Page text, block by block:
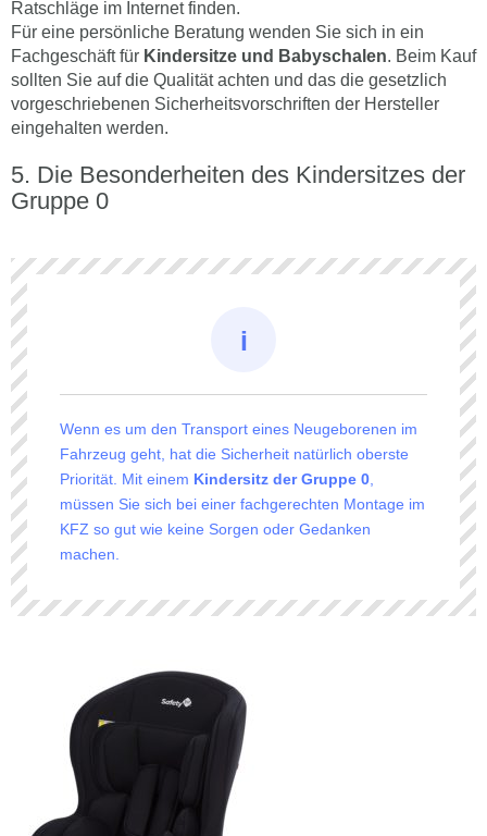
Ratschläge im Internet finden.
Für eine persönliche Beratung wenden Sie sich in ein
Fachgeschäft für Kindersitze und Babyschalen. Beim Kauf
sollten Sie auf die Qualität achten und das die gesetzlich
vorgeschriebenen Sicherheitsvorschriften der Hersteller
eingehalten werden.
Die Besonderheiten des Kindersitzes der
Gruppe 0
Wenn es um den Transport eines Neugeborenen im
Fahrzeug geht, hat die Sicherheit natürlich oberste
Priorität. Mit einem Kindersitz der Gruppe 0,
müssen Sie sich bei einer fachgerechten Montage im
KFZ so gut wie keine Sorgen oder Gedanken
machen.